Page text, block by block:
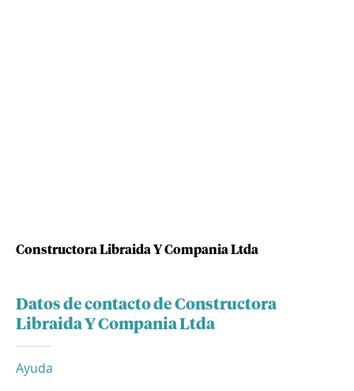
Constructora Libraida Y Compania Ltda
Datos de contacto de Constructora
Libraida Y Compania Ltda
Ayuda